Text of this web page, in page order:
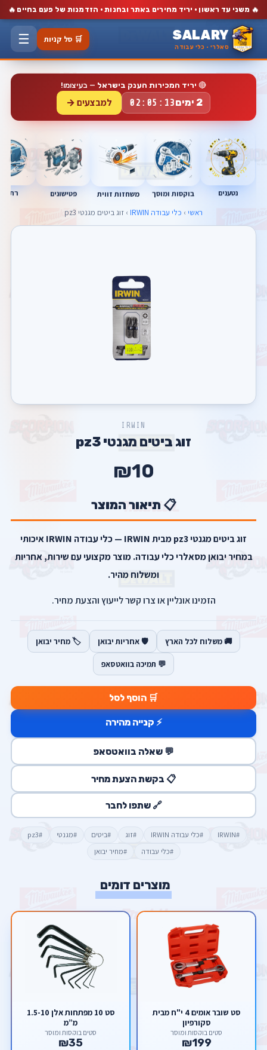
🔥 משני עד ראשון · יריד מחירים באתר ובחנות · הזדמנות של פעם בחיים 🔥
SALARY
סאלרי · כלי עבודה
🛒 סל קניות ☰
🔴 יריד המכירות הענק בישראל — בעיצומו!
2 ימים 02:05:13 למבצעים →
נטענים בוקסות ומוסך משחזות זווית פטישונים
ראשי › כלי עבודה IRWIN › זוג ביטים מגנטי pz3
IRWIN
זוג ביטים מגנטי pz3
₪10
📋 תיאור המוצר
זוג ביטים מגנטי pz3 מבית IRWIN — כלי עבודה IRWIN איכותי
במחיר יבואן מסאלרי כלי עבודה. מוצר מקצועי עם שירות, אחריות
ומשלוח מהיר.
הזמינו אונליין או צרו קשר לייעוץ והצעת מחיר.
🚚 משלוח לכל הארץ 🛡️ אחריות יבואן 🏷️ מחיר יבואן
💬 תמיכה בוואטסאפ
🛒 הוסף לסל
⚡ קנייה מהירה
💬 שאלה בוואטסאפ
📋 בקשת הצעת מחיר
🔗 שתפו לחבר
#IRWIN #כלי עבודה IRWIN #זוג #ביטים #מגנטי
#pz3
#כלי עבודה
#מחיר יבואן
מוצרים דומים
סט שובר אומים 4 י"ח מבית
סקורפיון
סטים בוקסות ומוסך
₪199
סט 10 מפתחות אלן 1.5-10
מ”מ
סטים בוקסות ומוסך
₪35